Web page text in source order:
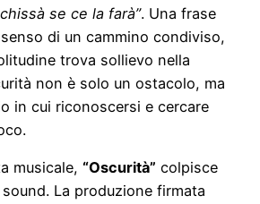
se ce la farà”. Una frase
di un cammino condiviso,
trova sollievo nella
non è solo un ostacolo, ma
in cui riconoscersi e cercare
musicale, “Oscurità” colpisce
sound. La produzione firmata